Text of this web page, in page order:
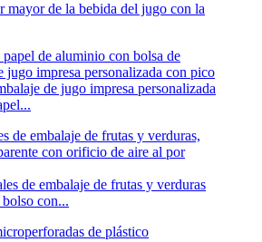
mayor de la bebida del jugo con la
de jugo impresa personalizada
de embalaje de frutas y verduras
con...